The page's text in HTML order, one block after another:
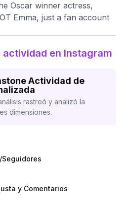
Oscar winner actress,
Emma, just a fan account
actividad en Instagram
Actividad de
rastreó y analizó la
dimensiones.
y Comentarios